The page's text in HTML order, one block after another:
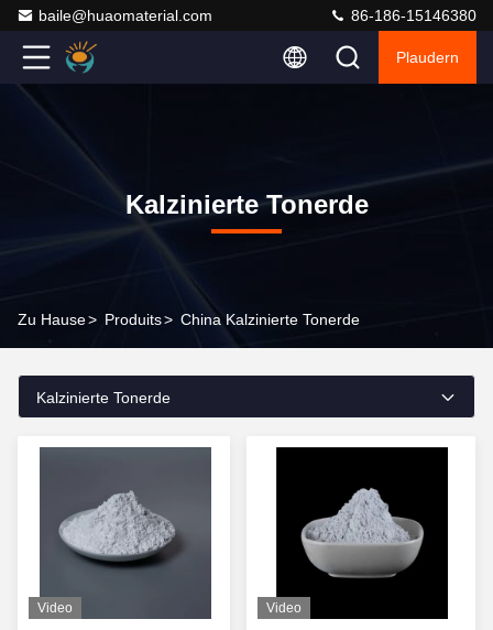
baile@huaomaterial.com 86-186-15146380
Plaudern
Kalzinierte Tonerde
Zu Hause> Produits> China Kalzinierte Tonerde
Kalzinierte Tonerde
Video Video